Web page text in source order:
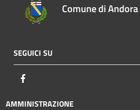
Comune di Andora
SEGUICI SU
AMMINISTRAZIONE